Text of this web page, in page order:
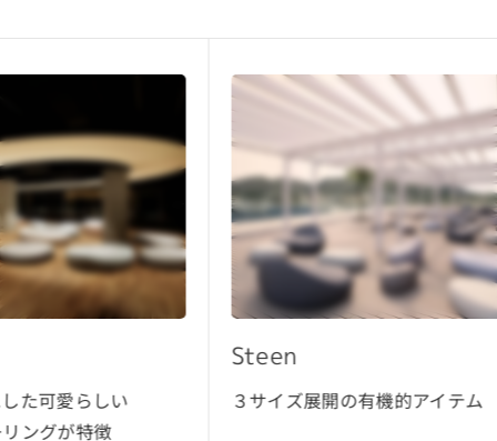
３サイズ展開の有機的アイテム
直線